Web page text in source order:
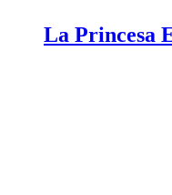
La Princesa